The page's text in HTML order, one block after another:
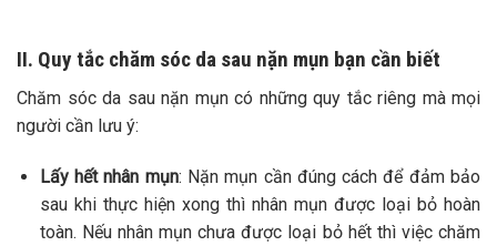
II. Quy tắc chăm sóc da sau nặn mụn bạn cần biết
Chăm sóc da sau nặn mụn có những quy tắc riêng mà mọi
người cần lưu ý:
Lấy hết nhân mụn: Nặn mụn cần đúng cách để đảm bảo
sau khi thực hiện xong thì nhân mụn được loại bỏ hoàn
toàn. Nếu nhân mụn chưa được loại bỏ hết thì việc chăm